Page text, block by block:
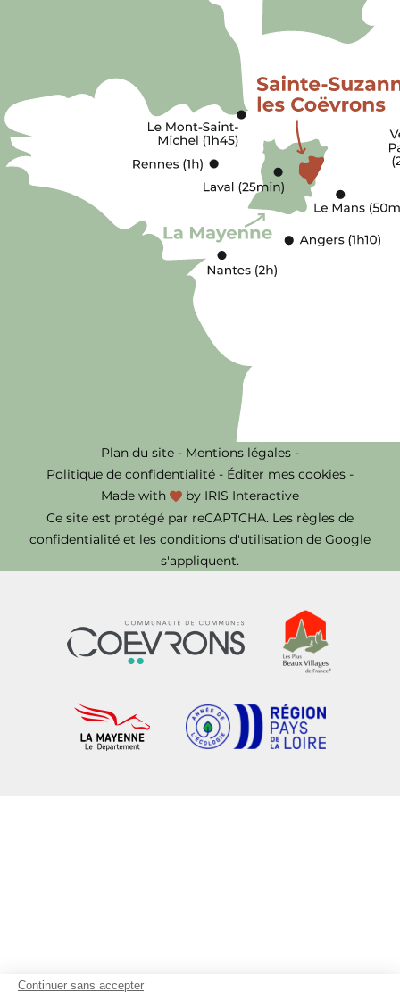
Continuer sans accepter
Plan du site - Mentions légales -
Politique de confidentialité - Éditer mes cookies -
Made with
by IRIS Interactive
Ce site est protégé par reCAPTCHA. Les règles de
confidentialité et les conditions d'utilisation de Google
s'appliquent.